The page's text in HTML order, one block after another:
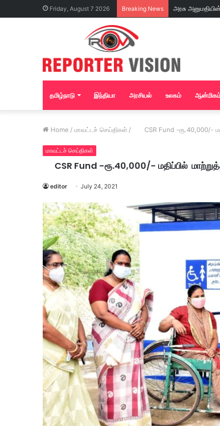
Friday, August 7 2026 Breaking News
தமிழ்நாடு இந்தியா அரசியல் உலகம்
Home / மாவட்டச் செய்திகள் / CSR Fund -ரூ.40,000/-
மாவட்டச் செய்திகள்
CSR Fund -ரூ.40,000/- மதிப்பில்
editor July 24, 2021